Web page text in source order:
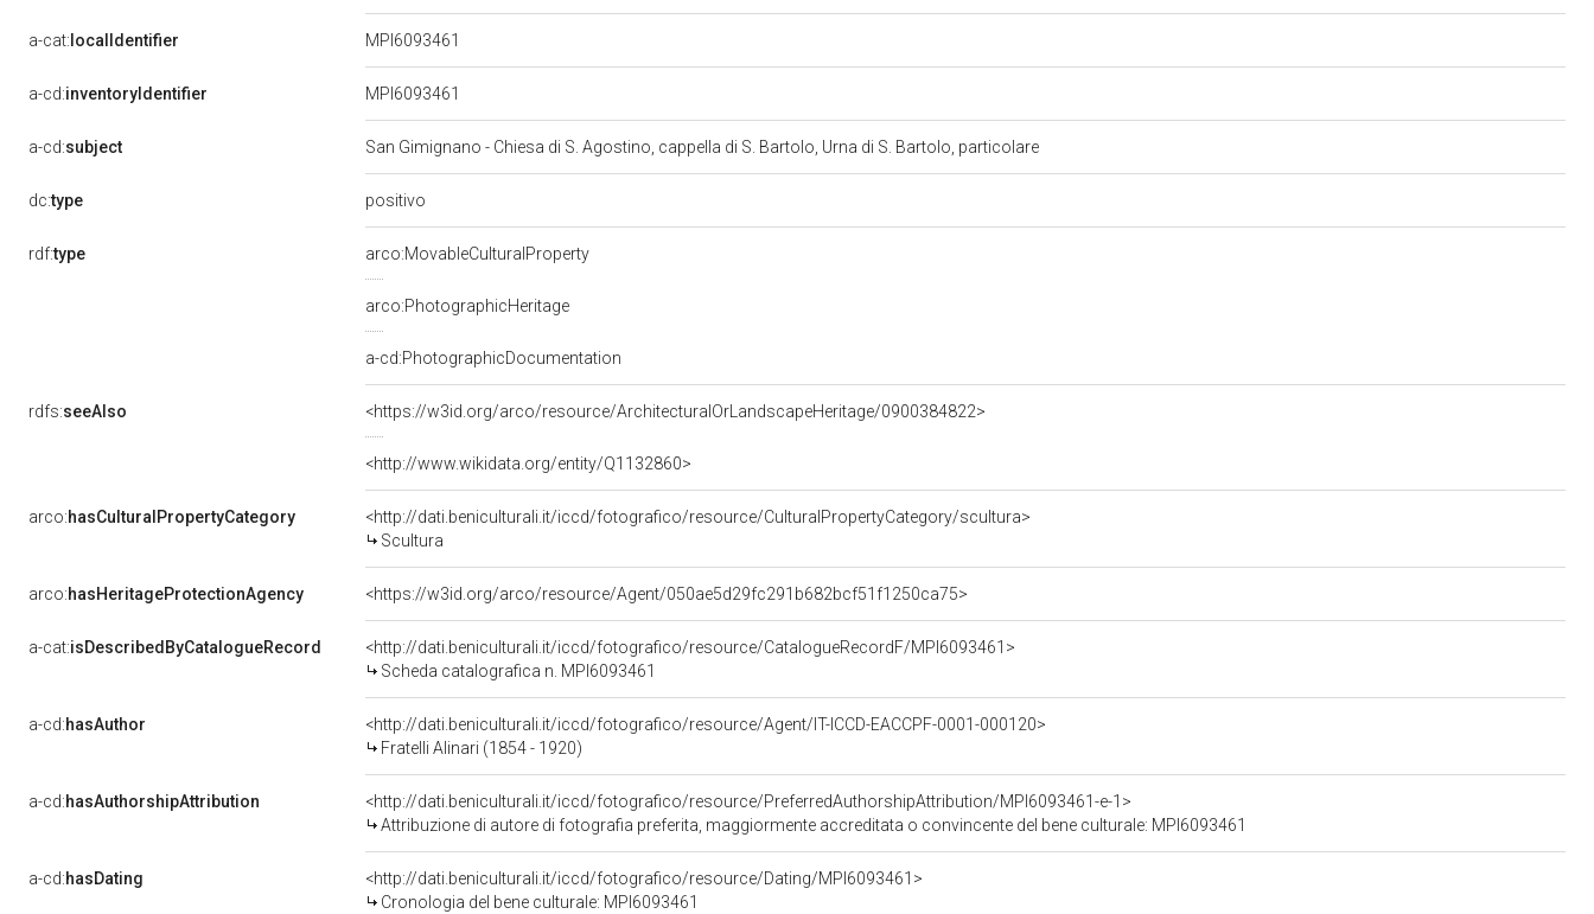
a-cat: localIdentifier MPI6093461
a-cd:inventoryIdentifier MPI6093461
a-cd:subject San Gimignano - Chiesa di S. Agostino, cappella di S. Bartolo, Urna di S. Bartolo, particolare
dc:type positivo
rdf:type arco:MovableCulturalProperty
arco:PhotographicHeritage
a-cd:PhotographicDocumentation
rdfs:seeAlso <https://w3id.org/arco/resource/ArchitecturalOrLandscapeHeritage/0900384822>
<http://www.wikidata.org/entity/Q1132860>
arco:hasCulturalPropertyCategory
<http://dati.beniculturali.it/iccd/fotografico/resource/CulturalPropertyCategory/scultura>
Scultura
arco:hasHeritageProtectionAgency <https://w3id.org/arco/resource/Agent/050ae5d29fc291b682bcf51f1250ca75>
a-cat:isDescribedByCatalogueRecord
<http://dati.beniculturali.it/iccd/fotografico/resource/CatalogueRecordF/MPI6093461>
Scheda catalografica n. MPI6093461
a-cd:hasAuthor
<http://dati.beniculturali.it/iccd/fotografico/resource/Agent/IT-ICCD-EACCPF-0001-000120>
Fratelli Alinari (1854 - 1920)
a-cd:hasAuthorshipAttribution
<http://dati.beniculturali.it/iccd/fotografico/resource/PreferredAuthorshipAttribution/MPI6093461-e-1>
Attribuzione di autore di fotografia preferita, maggiormente accreditata o convincente del bene culturale: MPI6093461
a-cd:hasDating
<http://dati.beniculturali.it/iccd/fotografico/resource/Dating/MPI6093461>
Cronologia del bene culturale: MPI6093461